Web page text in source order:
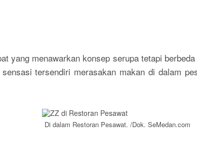
yang menawarkan konsep serupa tetapi
tersendiri merasakan makan di dalam
Di dalam Restoran Pesawat. /Dok. SeMedan.com